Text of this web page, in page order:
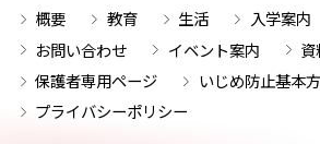
概要 教育 生活 入学案内
お問い合わせ
イベント案内
保護者専用ページ
いじめ防止基本
プライバシーポリシー